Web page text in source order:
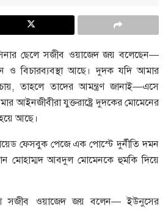
ছেলে সজীব ওয়াজেদ জয় বলেছেন—
ও বিচারব্যবস্থা আছে। দুদক যদি আমার
তাহলে তাদের আমন্ত্রণ জানাই—এসে
আইনজীবীরা যুক্তরাষ্ট্রে দুদকের মোমেনের
আছে।
ফেসবুক পেজে এক পোস্টে দুর্নীতি দমন
মোহাম্মদ আবদুল মোমেনকে হুমকি দিয়ে
সজীব ওয়াজেদ জয় বলেন— ইউনুসের